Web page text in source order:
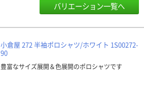
バリエーション一覧へ
小倉屋 272 半袖ポロシャツ/ホワイト 1S00272-
90
豊富なサイズ展開＆色展開のポロシャツです